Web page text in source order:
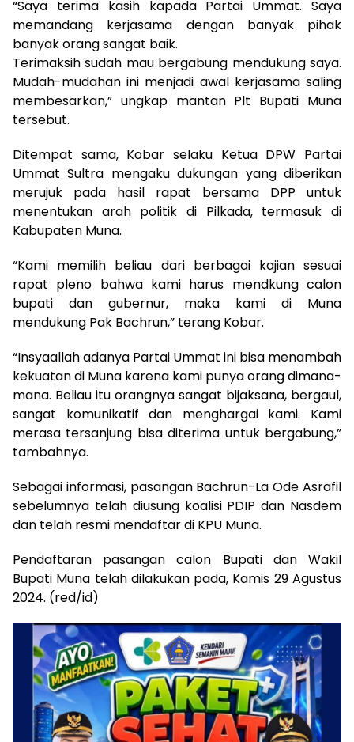
“Saya terima kasih kapada Partai Ummat. Saya
memandang kerjasama dengan banyak pihak
banyak orang sangat baik.
Terimaksih sudah mau bergabung mendukung saya.
Mudah-mudahan ini menjadi awal kerjasama saling
membesarkan,” ungkap mantan Plt Bupati Muna
tersebut.
Ditempat sama, Kobar selaku Ketua DPW Partai
Ummat Sultra mengaku dukungan yang diberikan
merujuk pada hasil rapat bersama DPP untuk
menentukan arah politik di Pilkada, termasuk di
Kabupaten Muna.
“Kami memilih beliau dari berbagai kajian sesuai
rapat pleno bahwa kami harus mendkung calon
bupati dan gubernur, maka kami di Muna
mendukung Pak Bachrun,” terang Kobar.
“Insyaallah adanya Partai Ummat ini bisa menambah
kekuatan di Muna karena kami punya orang dimana-
mana. Beliau itu orangnya sangat bijaksana, bergaul,
sangat komunikatif dan menghargai kami. Kami
merasa tersanjung bisa diterima untuk bergabung,”
tambahnya.
Sebagai informasi, pasangan Bachrun-La Ode Asrafil
sebelumnya telah diusung koalisi PDIP dan Nasdem
dan telah resmi mendaftar di KPU Muna.
Pendaftaran pasangan calon Bupati dan Wakil
Bupati Muna telah dilakukan pada, Kamis 29 Agustus
2024. (red/id)